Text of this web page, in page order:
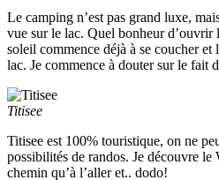
Le camping n’est pas grand luxe,
vue sur le lac. Quel bonheur d’ouvrir
soleil commence déjà à se coucher
lac. Je commence à douter sur le fait
Titisee
Titisee est 100% touristique, on ne
possibilités de randos. Je découvre
chemin qu’à l’aller et.. dodo!